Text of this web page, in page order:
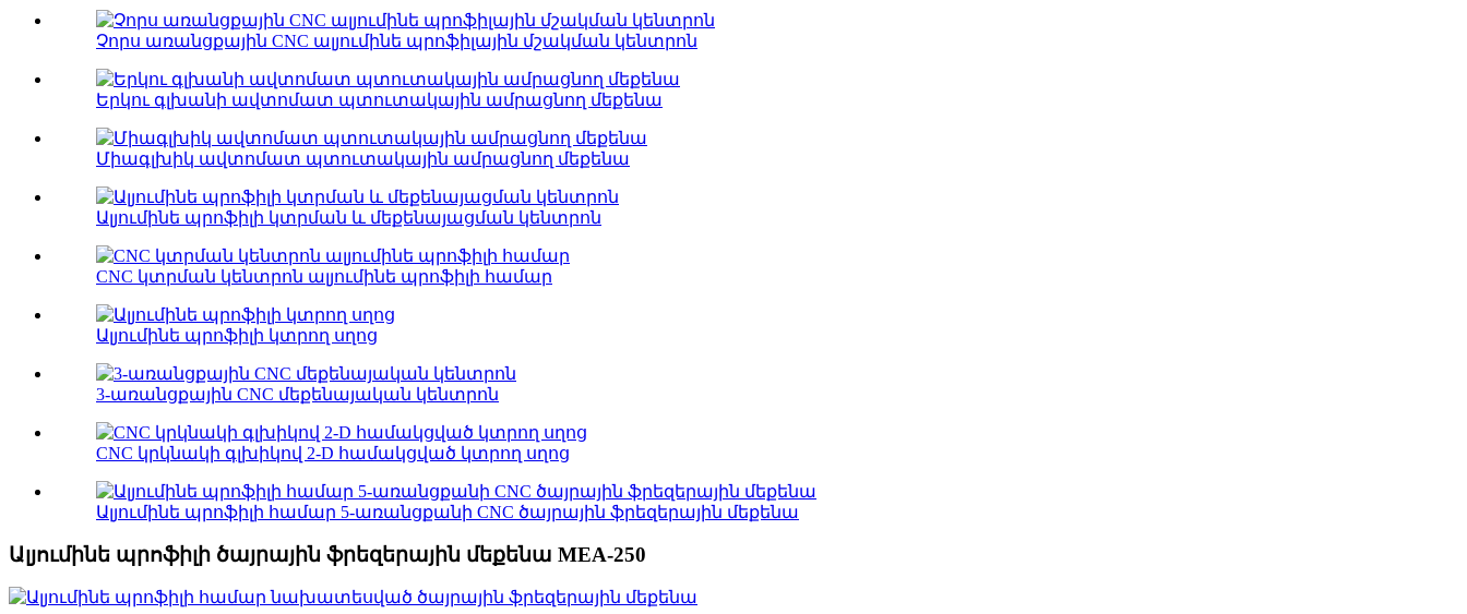
Չորս առանցքային CNC ալյումինե պրոֆիլային մշակման կենտրոն
Երկու գլխանի ավտոմատ պտուտակային ամրացնող մեքենա
Միագլխիկ ավտոմատ պտուտակային ամրացնող մեքենա
Ալյումինե պրոֆիլի կտրման և մեքենայացման կենտրոն
CNC կտրման կենտրոն ալյումինե պրոֆիլի համար
Ալյումինե պրոֆիլի կտրող սղոց
3-առանցքային CNC մեքենայական կենտրոն
CNC կրկնակի գլխիկով 2-D համակցված կտրող սղոց
Ալյումինե պրոֆիլի համար 5-առանցքանի CNC ծայրային ֆրեզերային մեքենա
Ալյումինե պրոֆիլի ծայրային ֆրեզերային մեքենա MEA-250